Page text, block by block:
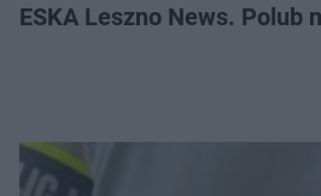
ESKA Leszno News. Polub